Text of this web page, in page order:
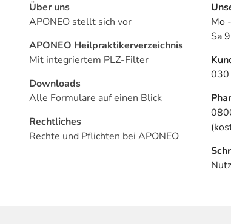
Über uns
APONEO stellt sich vor
APONEO Heilpraktikerverzeichnis
Mit integriertem PLZ-Filter
Downloads
Alle Formulare auf einen Blick
Rechtliches
Rechte und Pflichten bei APONEO
Mo
Sa
030